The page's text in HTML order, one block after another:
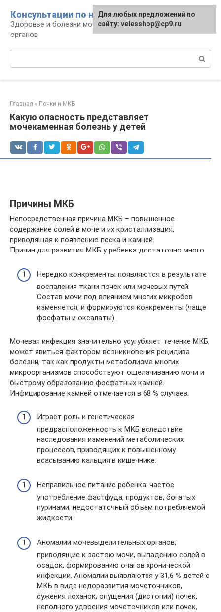
контенту
Консультации по нефрологии
Здоровье и болезни мочевыделительных
органов
Главная » Почки и МКБ
Какую опасность представляет
мочекаменная болезнь у детей
Причины МКБ
Непосредственная причина МКБ – повышенное
содержание солей в моче и их кристаллизация,
приводящая к появлению песка и камней.
Причин для развития МКБ у ребенка достаточно много:
Нередко конкременты появляются в результате
воспаления ткани почек или мочевых путей.
Состав мочи под влиянием многих микробов
изменяется, и формируются конкременты (чаще
фосфаты и оксалаты).
Мочевая инфекция значительно усугубляет течение МКБ,
может явиться фактором возникновения рецидива
болезни, так как продукты метаболизма многих
микроорганизмов способствуют ощелачиванию мочи и
быстрому образованию фосфатных камней.
Инфицирование камней отмечается в 68 % случаев.
Играет роль и генетическая
предрасположенность к МКБ вследствие
наследования изменений метаболических
процессов, приводящих к повышенному
всасыванию кальция в кишечнике.
Неправильное питание ребенка: частое
употребление фастфуда, продуктов, богатых
пуринами; недостаточный объем потребляемой
жидкости.
Аномалии мочевыделительных органов,
приводящие к застою мочи, выпадению солей в
осадок, формированию очагов хронической
инфекции. Аномалии выявляются у 31,6 % детей с
МКБ в виде недоразвития мочеточников,
сужения лоханок, опущения (дистопии) почек,
неполного удвоения мочеточников или почек,
Для любых предложений по
сайту: velesshop@cp9.ru